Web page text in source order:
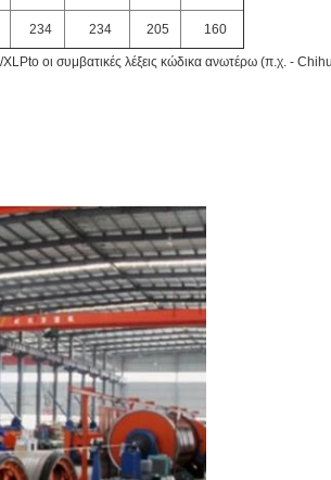
234 234 205 160
οι συμβατικές λέξεις κώδικα ανωτέρω (π.χ. -